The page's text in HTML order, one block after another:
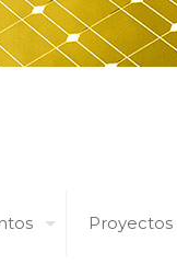
Proyectos